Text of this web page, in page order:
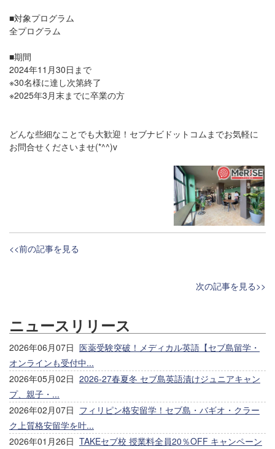
■対象プログラム
全プログラム
■期間
2024年11月30日まで
※30名様に達し次第終了
※2025年3月末までに卒業の方
どんな些細なことでも大歓迎！セブナビドットコムまでお気軽に
お問合せくださいませ(*^^)v
<<前の記事を見る
次の記事を見る>>
ニュースリリース
2026年06月07日 医薬受験突破！メディカル英語【セブ島留学・
オンラインも受付中...
2026年05月02日 2026-27春夏冬 セブ島英語漬けジュニアキャン
プ、親子・...
2026年02月07日 フィリピン格安留学！セブ島・バギオ・クラー
ク上質格安留学を叶...
2026年01月26日 TAKEセブ校 授業料全員20％OFF キャンペーン